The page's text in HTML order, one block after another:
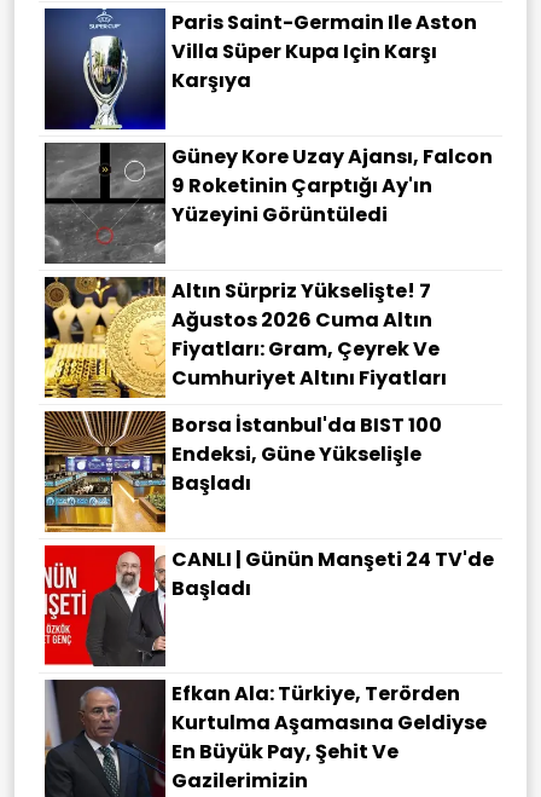
Paris Saint-Germain Ile Aston
Villa Süper Kupa Için Karşı
Karşıya
Güney Kore Uzay Ajansı, Falcon
9 Roketinin Çarptığı Ay'ın
Yüzeyini Görüntüledi
Altın Sürpriz Yükselişte! 7
Ağustos 2026 Cuma Altın
Fiyatları: Gram, Çeyrek Ve
Cumhuriyet Altını Fiyatları
Borsa İstanbul'da BIST 100
Endeksi, Güne Yükselişle
Başladı
CANLI | Günün Manşeti 24 TV'de
Başladı
Efkan Ala: Türkiye, Terörden
Kurtulma Aşamasına Geldiyse
En Büyük Pay, Şehit Ve
Gazilerimizin